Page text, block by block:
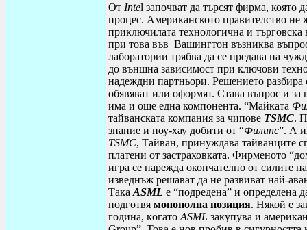
От Intel започват да търсят фирма, която
процес. Американското правителство
приключилата технологична и
при това във Вашингтон възниква
лаборатории трябва да се предава на
до външна зависимост при ключови
надеждни партньори. Решението разбира
обявяват или оформят. Става въпрос и
има и още една компонента. “Майката
тайванската компания за чипове TSMC.
знание и ноу-хау добити от “Филипс”. А
TSMC, Тайван, принуждава тайванците
платени от застраховката. Фирменото
игра се нарежда окончателно от силите
изведнъж решават да не развиват най-
ТакаASML е “подредена” и определена
подготвя монополна позиция. Някой е
година, когатоASML закупува и